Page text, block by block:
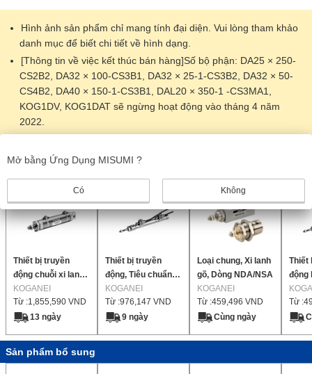
Hình ảnh sản phẩm chỉ mang tính đại diện. Vui lòng tham khảo
danh mục để biết chi tiết về hình dạng.
[Thông tin về việc kết thúc bán hàng]Số bộ phận: DA25 × 250-
CS2B2, DA32 × 100-CS3B1, DA32 × 25-1-CS3B2, DA32 × 50-
CS4B2, DA40 × 150-1-CS3B1, DAL20 × 350-1 -CS3MA1,
KOG1DV, KOG1DAT sẽ ngừng hoạt động vào tháng 4 năm
2022.
Sản phẩm giống nhau
Thiết bị truyền
động chuỗi xi lanh
sáng xi lanh tốc độ
thấp
KOGANEI
Từ :1,855,590 VND
13 ngày
Thiết bị truyền
động, Tiêu chuẩn,
Dòng xi lanh bút,
Thanh đơn / Thanh
đôi
KOGANEI
Từ :976,147 VND
9 ngày
Loại chung, Xi lanh
gõ, Dòng NDA/NSA
KOGANEI
Từ :459,496 VND
Cùng ngày
Thiết
động
lanh
Từ :
Sản phẩm bổ sung
Mở bằng Ứng Dụng MISUMI ?
Có Không